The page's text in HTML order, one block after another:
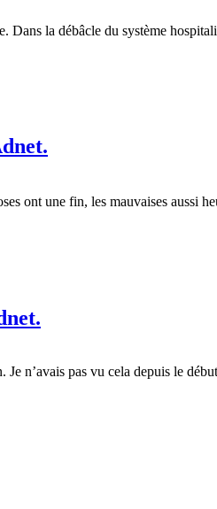
la débâcle du système
ont une fin, les mauvaises
n’avais pas vu cela depuis le